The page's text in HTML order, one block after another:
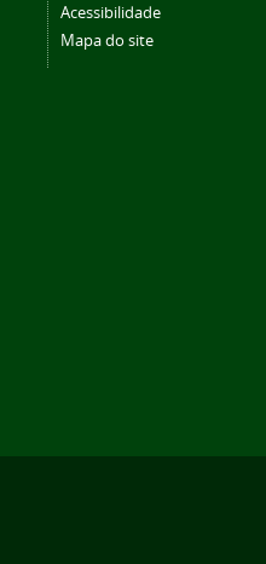
Acessibilidade
Mapa do site